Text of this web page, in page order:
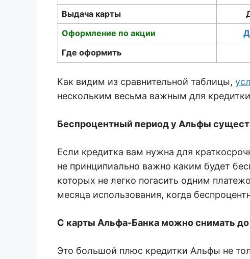
Выдача карты
Оформление по акции
Где оформить
Как видим из сравнительной таблицы,
нескольким весьма важным для
Беспроцентный период у Альфы
Если кредитка вам нужна для
не принципиально важно каким будет
которых не легко погасить одним
месяца использования, когда
С карты Альфа-Банка можно снимать до
Это большой плюс кредитки Альфы не